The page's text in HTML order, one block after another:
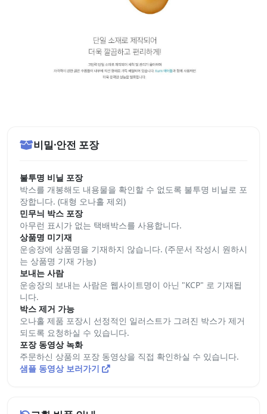
비밀·안전 포장
불투명 비닐 포장
박스를 개봉해도 내용물을 확인할 수 없도록 불투명 비닐로 포
장합니다. (대형 오나홀 제외)
민무늬 박스 포장
아무런 표시가 없는 택배박스를 사용합니다.
상품명 미기재
운송장에 상품명을 기재하지 않습니다. (주문서 작성시 원하시
는 상품명 기재 가능)
보내는 사람
운송장의 보내는 사람은 웹사이트명이 아닌 "KCP" 로 기재됩
니다.
박스 제거 가능
오나홀 제품 포장시 선정적인 일러스트가 그려진 박스가 제거
되도록 요청하실 수 있습니다.
포장 동영상 녹화
주문하신 상품의 포장 동영상을 직접 확인하실 수 있습니다.
샘플 동영상 보러가기